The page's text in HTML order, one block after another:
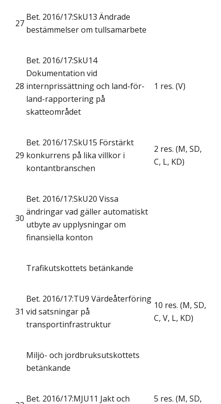
27
Bet. 2016/17:SkU13 Ändrade
bestämmelser om tullsamarbete
28
Bet. 2016/17:SkU14
Dokumentation vid
internprissättning och land-för-
land-rapportering på
skatteområdet
1 res. (V)
29
Bet. 2016/17:SkU15 Förstärkt
konkurrens på lika villkor i
kontantbranschen
2 res. (M, SD,
C, L, KD)
30
Bet. 2016/17:SkU20 Vissa
ändringar vad gäller automatiskt
utbyte av upplysningar om
finansiella konton
Trafikutskottets betänkande
31
Bet. 2016/17:TU9 Värdeåterföring
vid satsningar på
transportinfrastruktur
10 res. (M, SD,
C, V, L, KD)
Miljö- och jordbruksutskottets
betänkande
Bet. 2016/17:MJU11 Jakt och 5 res. (M, SD,